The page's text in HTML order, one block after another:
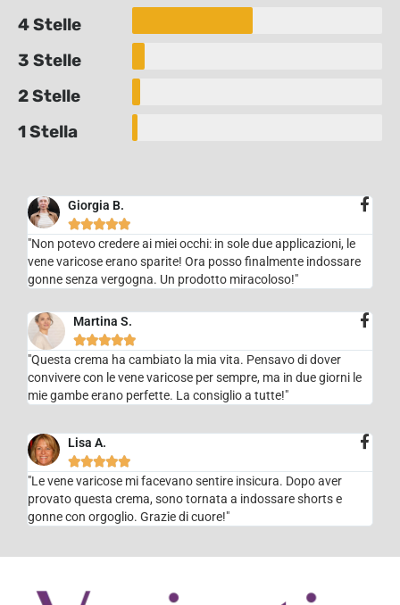
4 Stelle
3 Stelle
2 Stelle
1 Stella
Giorgia B.

"Non potevo credere ai miei occhi: in sole due applicazioni, le
vene varicose erano sparite! Ora posso finalmente indossare
gonne senza vergogna. Un prodotto miracoloso!"
Martina S.

"Questa crema ha cambiato la mia vita. Pensavo di dover
convivere con le vene varicose per sempre, ma in due giorni le
mie gambe erano perfette. La consiglio a tutte!"
Lisa A.

"Le vene varicose mi facevano sentire insicura. Dopo aver
provato questa crema, sono tornata a indossare shorts e
gonne con orgoglio. Grazie di cuore!"